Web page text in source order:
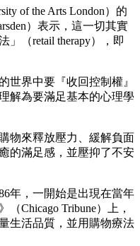
of the Arts London）的
）表示，這一切其實
（retail therapy），即
世界中要『收回控制權』
解為要滿足基本的心理學
物來釋放壓力、緩解負面
的滿足感，並壓抑了不安
年，一開始是出現在當年
Chicago Tribune）上，
生活品質，並用購物療法